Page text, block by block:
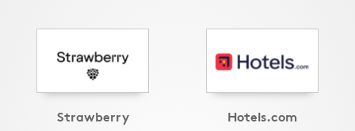
Strawberry Hotels.com